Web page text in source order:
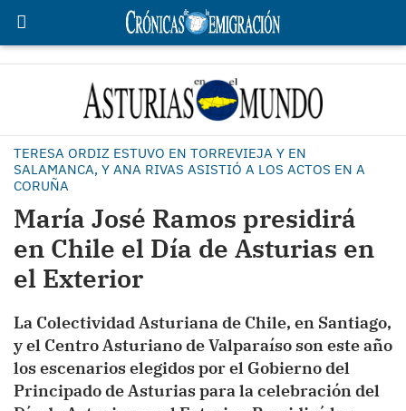
TERESA ORDIZ ESTUVO EN TORREVIEJA Y EN
SALAMANCA, Y ANA RIVAS ASISTIÓ A LOS ACTOS EN A
CORUÑA
María José Ramos presidirá
en Chile el Día de Asturias en
el Exterior
La Colectividad Asturiana de Chile, en Santiago,
y el Centro Asturiano de Valparaíso son este año
los escenarios elegidos por el Gobierno del
Principado de Asturias para la celebración del